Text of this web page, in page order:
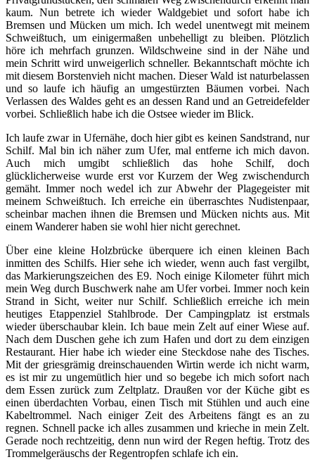
kaum. Nun betrete ich wieder Waldgebiet und sofort habe ich
Bremsen und Mücken um mich. Ich wedel unentwegt mit meinem
Schweißtuch, um einigermaßen unbehelligt zu bleiben. Plötzlich
höre ich mehrfach grunzen. Wildschweine sind in der Nähe und
mein Schritt wird unweigerlich schneller. Bekanntschaft möchte ich
mit diesem Borstenvieh nicht machen. Dieser Wald ist naturbelassen
und so laufe ich häufig an umgestürzten Bäumen vorbei. Nach
Verlassen des Waldes geht es an dessen Rand und an Getreidefelder
vorbei. Schließlich habe ich die Ostsee wieder im Blick.
Ich laufe zwar in Ufernähe, doch hier gibt es keinen Sandstrand, nur
Schilf. Mal bin ich näher zum Ufer, mal entferne ich mich davon.
Auch mich umgibt schließlich das hohe Schilf, doch
glücklicherweise wurde erst vor Kurzem der Weg zwischendurch
gemäht. Immer noch wedel ich zur Abwehr der Plagegeister mit
meinem Schweißtuch. Ich erreiche ein überraschtes Nudistenpaar,
scheinbar machen ihnen die Bremsen und Mücken nichts aus. Mit
einem Wanderer haben sie wohl hier nicht gerechnet.
Über eine kleine Holzbrücke überquere ich einen kleinen Bach
inmitten des Schilfs. Hier sehe ich wieder, wenn auch fast vergilbt,
das Markierungszeichen des E9. Noch einige Kilometer führt mich
mein Weg durch Buschwerk nahe am Ufer vorbei. Immer noch kein
Strand in Sicht, weiter nur Schilf. Schließlich erreiche ich mein
heutiges Etappenziel Stahlbrode. Der Campingplatz ist erstmals
wieder überschaubar klein. Ich baue mein Zelt auf einer Wiese auf.
Nach dem Duschen gehe ich zum Hafen und dort zu dem einzigen
Restaurant. Hier habe ich wieder eine Steckdose nahe des Tisches.
Mit der griesgrämig dreinschauenden Wirtin werde ich nicht warm,
es ist mir zu ungemütlich hier und so begebe ich mich sofort nach
dem Essen zurück zum Zeltplatz. Draußen vor der Küche gibt es
einen überdachten Vorbau, einen Tisch mit Stühlen und auch eine
Kabeltrommel. Nach einiger Zeit des Arbeitens fängt es an zu
regnen. Schnell packe ich alles zusammen und krieche in mein Zelt.
Gerade noch rechtzeitig, denn nun wird der Regen heftig. Trotz des
Trommelgeräuschs der Regentropfen schlafe ich ein.